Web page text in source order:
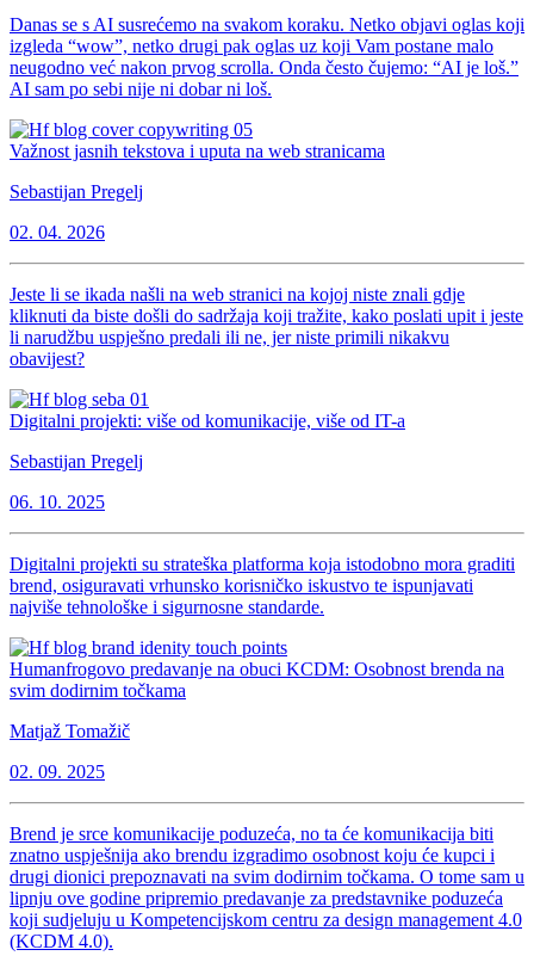
Danas se s AI susrećemo na svakom koraku. Netko objavi oglas koji
izgleda “wow”, netko drugi pak oglas uz koji Vam postane malo
neugodno već nakon prvog scrolla. Onda često čujemo: “AI je loš.”
AI sam po sebi nije ni dobar ni loš.
Važnost jasnih tekstova i uputa na web stranicama
Sebastijan Pregelj
02. 04. 2026
Jeste li se ikada našli na web stranici na kojoj niste znali gdje
kliknuti da biste došli do sadržaja koji tražite, kako poslati upit i jeste
li narudžbu uspješno predali ili ne, jer niste primili nikakvu
obavijest?
Digitalni projekti: više od komunikacije, više od IT-a
Sebastijan Pregelj
06. 10. 2025
Digitalni projekti su strateška platforma koja istodobno mora graditi
brend, osiguravati vrhunsko korisničko iskustvo te ispunjavati
najviše tehnološke i sigurnosne standarde.
Humanfrogovo predavanje na obuci KCDM: Osobnost brenda na
svim dodirnim točkama
Matjaž Tomažič
02. 09. 2025
Brend je srce komunikacije poduzeća, no ta će komunikacija biti
znatno uspješnija ako brendu izgradimo osobnost koju će kupci i
drugi dionici prepoznavati na svim dodirnim točkama. O tome sam u
lipnju ove godine pripremio predavanje za predstavnike poduzeća
koji sudjeluju u Kompetencijskom centru za design management 4.0
(KCDM 4.0).